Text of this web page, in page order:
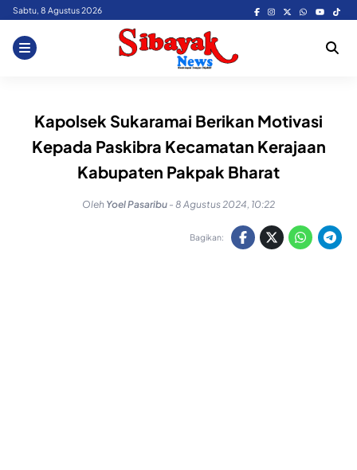
Skip
content
Sabtu, 8 Agustus 2026
Kapolsek Sukaramai Berikan Motivasi
Kepada Paskibra Kecamatan Kerajaan
Kabupaten Pakpak Bharat
Oleh Yoel Pasaribu - 8 Agustus 2024, 10:22
Bagikan: